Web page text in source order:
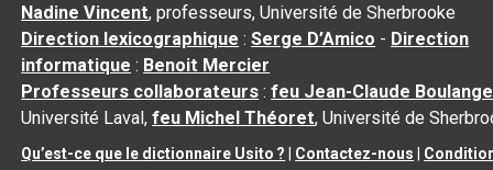
Nadine Vincent, professeurs, Université de Sherbrooke
Direction lexicographique :Serge D’Amico - Direction
informatique : Benoit Mercier
Professeurs collaborateurs :feu Jean-Claude
Université Laval,feu Michel Théoret, Université de
Qu’est-ce que le dictionnaire Usito ? Contactez-nous